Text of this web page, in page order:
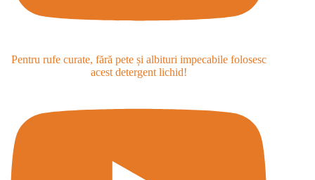
Pentru rufe curate, fără pete și albituri impecabile folosesc
acest detergent lichid!